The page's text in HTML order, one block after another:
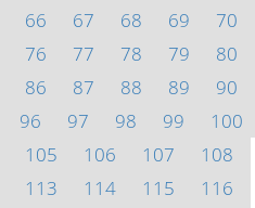
66 67 68 69
70
76 77 78 79
80
86 87 88 89
90
96 97 98 99
100
105 106 107
108
113 114 115
116